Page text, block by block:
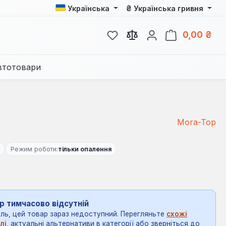
Українська ₴ Українська гривня
У вас є 0 у списку бажань
0,00 ₴
Режим роботи:тільки опалення
Mora-Top
тимчасово відсутній
цей товар зараз недоступний. Перегляньте схожі
, актуальні альтернативи в категорії або зверніться до